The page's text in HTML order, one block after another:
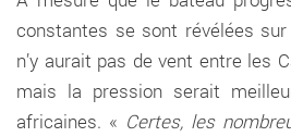
constantes se sont révélées
n’y aurait pas de vent entre les
mais la pression serait
africaines. « Certes, les